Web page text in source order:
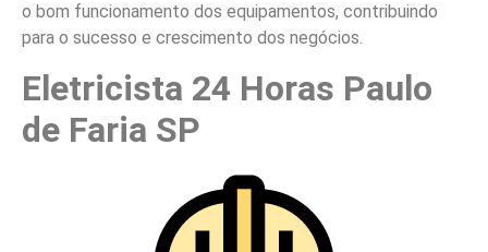
o bom funcionamento dos equipamentos, contribuindo
para o sucesso e crescimento dos negócios.
Eletricista 24 Horas Paulo
de Faria SP